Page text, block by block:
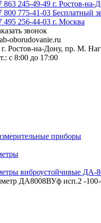
863 245-49-49 г. Ростов-на-
800 775-41-03 Бесплатный
495 256-44-03 г. Москва
звонок
oborudovanie.ru
г. Ростов-на-Дону, пр. М.
с 8:00 до 17:00
приборы
виброустойчивые ДА-
ДА8008ВУф исп.2 -